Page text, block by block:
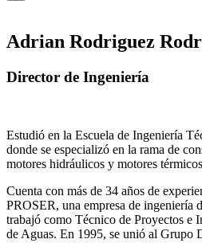
Adrian Rodriguez
Director de Ingeniería
Estudió en la Escuela de Ingeniería
donde se especializó en la rama de
motores hidráulicos y motores
Cuenta con más de 34 años de
PROSER, una empresa de ingeniería
trabajó como Técnico de Proyectos e
de Aguas. En 1995, se unió al